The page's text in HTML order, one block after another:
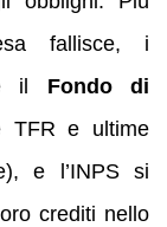
fallisce, i
il Fondo di
TFR e ultime
e l’INPS si
crediti nello